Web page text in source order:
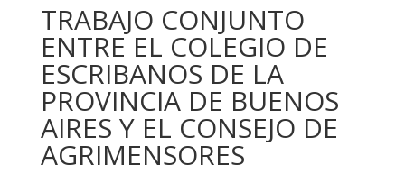
TRABAJO CONJUNTO
ENTRE EL COLEGIO DE
ESCRIBANOS DE LA
PROVINCIA DE BUENOS
AIRES Y EL CONSEJO DE
AGRIMENSORES